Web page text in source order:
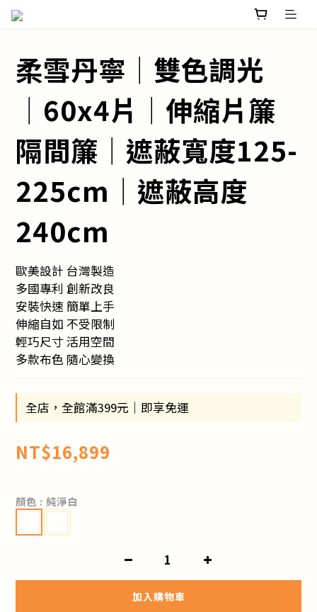
柔雪丹寧│雙色調光
│60x4片│伸縮片簾
隔間簾│遮蔽寬度125-
225cm│遮蔽高度
240cm
歐美設計 台灣製造
多國專利 創新改良
安裝快速 簡單上手
伸縮自如 不受限制
輕巧尺寸 活用空間
多款布色 隨心變換
全店，全館滿399元｜即享免運
NT$16,899
顏色 : 純淨白
加入購物車